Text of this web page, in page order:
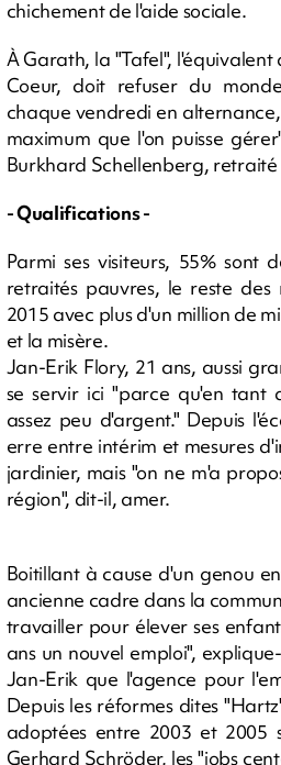
chichement de l'aide sociale.
À Garath, la "Tafel", l'équivalent
Coeur, doit refuser du
chaque vendredi en
maximum que l'on puisse
Burkhard Schellenberg, retraité
- Qualifications -
Parmi ses visiteurs, 55% sont
retraités pauvres, le reste des
2015 avec plus d'un million de
et la misère.
Jan-Erik Flory, 21 ans, aussi
se servir ici "parce qu'en tant
assez peu d'argent." Depuis
erre entre intérim et mesures
jardinier, mais "on ne m'a
région", dit-il, amer.
Boitillant à cause d'un genou
ancienne cadre dans la
travailler pour élever ses
ans un nouvel emploi",
Jan-Erik que l'agence pour
Depuis les réformes dites
adoptées entre 2003 et 2005
Gerhard Schröder, les "jobs